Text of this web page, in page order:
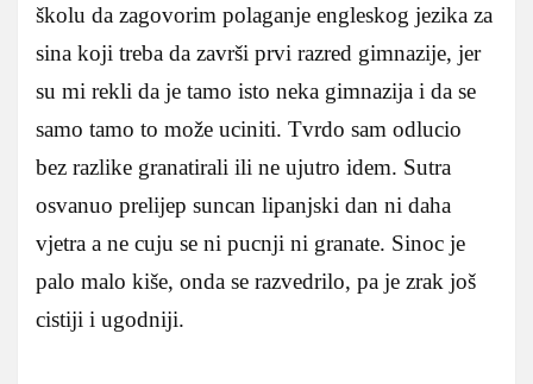
školu da zagovorim polaganje engleskog jezika za
sina koji treba da završi prvi razred gimnazije, jer
su mi rekli da je tamo isto neka gimnazija i da se
samo tamo to može uciniti. Tvrdo sam odlucio
bez razlike granatirali ili ne ujutro idem. Sutra
osvanuo prelijep suncan lipanjski dan ni daha
vjetra a ne cuju se ni pucnji ni granate. Sinoc je
palo malo kiše, onda se razvedrilo, pa je zrak još
cistiji i ugodniji.